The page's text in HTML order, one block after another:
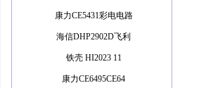
康力CE5431彩电电路
海信DHP2902D飞利
铁壳 HI2023 11
康力CE6495CE64